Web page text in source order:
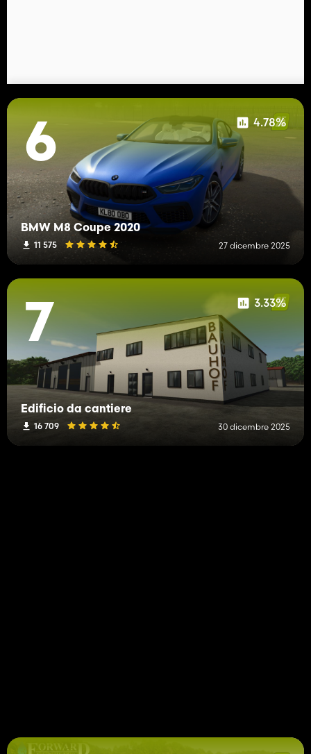
6 4.78%
BMW M8 Coupe 2020
11 575 27 dicembre 2025
7 3.33%
Edificio da cantiere
16 709 30 dicembre 2025